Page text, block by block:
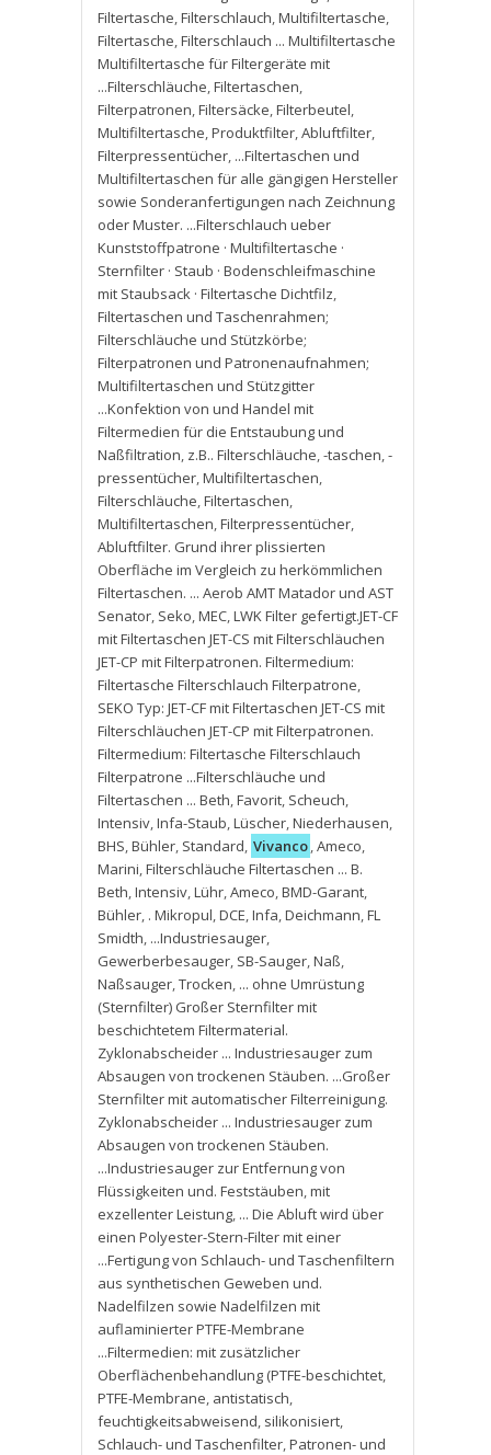
Filtertasche,Filterschlauch,Multifiltertasche,
Filtertasche,Filterschlauch ... Multifiltertasche
Multifiltertasche für Filtergeräte mit
...Filterschläuche,Filtertaschen,
Filterpatronen,Filtersäcke,Filterbeutel,
Multifiltertasche,Produktfilter,Abluftfilter,
Filterpressentücher, ...Filtertaschen und
Multifiltertaschen für alle gängigen Hersteller
sowie Sonderanfertigungen nach Zeichnung
oder Muster. ...Filterschlauch ueber
Kunststoffpatrone · Multifiltertasche ·
Sternfilter · Staub · Bodenschleifmaschine
mit Staubsack · Filtertasche Dichtfilz,
Filtertaschen und Taschenrahmen;
Filterschläuche und Stützkörbe;
Filterpatronen und Patronenaufnahmen;
Multifiltertaschen und Stützgitter
...Konfektion von und Handel mit
Filtermedien für die Entstaubung und
Naßfiltration, z.B.. Filterschläuche,-taschen,-
pressentücher,Multifiltertaschen,
Filterschläuche,Filtertaschen,
Multifiltertaschen,Filterpressentücher,
Abluftfilter. Grund ihrer plissierten
Oberfläche im Vergleich zu herkömmlichen
Filtertaschen. ... Aerob AMT Matador und AST
Senator, Seko,MEC,LWK Filter gefertigt.JET-CF
mit Filtertaschen JET-CS mit Filterschläuchen
JET-CP mit Filterpatronen. Filtermedium:
Filtertasche Filterschlauch Filterpatrone,
SEKO Typ: JET-CF mit Filtertaschen JET-CS mit
Filterschläuchen JET-CP mit Filterpatronen.
Filtermedium: Filtertasche Filterschlauch
Filterpatrone ...Filterschläuche und
Filtertaschen ... Beth,Favorit, Scheuch,
Intensiv,Infa-Staub,Lüscher,Niederhausen,
BHS,Bühler, Standard, Vivanco,Ameco,
Marini,Filterschläuche Filtertaschen ... B.
Beth,Intensiv,Lühr,Ameco,BMD-Garant,
Bühler, . Mikropul,DCE,Infa,Deichmann,FL
Smidth, ...Industriesauger,
Gewerberbesauger, SB-Sauger,Naß,
Naßsauger,Trocken, ... ohne Umrüstung
(Sternfilter) Großer Sternfilter mit
beschichtetem Filtermaterial.
Zyklonabscheider ... Industriesauger zum
Absaugen von trockenen Stäuben. ...Großer
Sternfilter mit automatischer Filterreinigung.
Zyklonabscheider ... Industriesauger zum
Absaugen von trockenen Stäuben.
...Industriesauger zur Entfernung von
Flüssigkeiten und. Feststäuben,mit
exzellenter Leistung, ... Die Abluft wird über
einen Polyester-Stern-Filter mit einer
...Fertigung von Schlauch- und Taschenfiltern
aus synthetischen Geweben und.
Nadelfilzen sowie Nadelfilzen mit
auflaminierter PTFE-Membrane
...Filtermedien: mit zusätzlicher
Oberflächenbehandlung (PTFE-beschichtet,
PTFE-Membrane, antistatisch,
feuchtigkeitsabweisend, silikonisiert,
Schlauch- und Taschenfilter,Patronen- und